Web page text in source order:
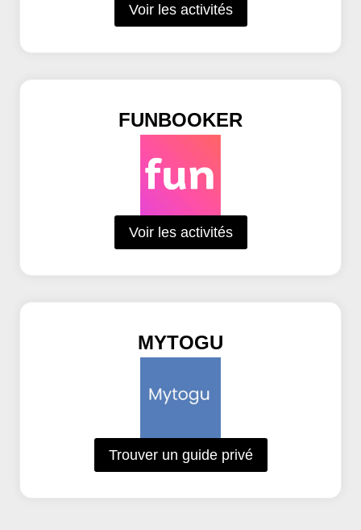
Voir les activités
FUNBOOKER
Voir les activités
MYTOGU
Trouver un guide privé